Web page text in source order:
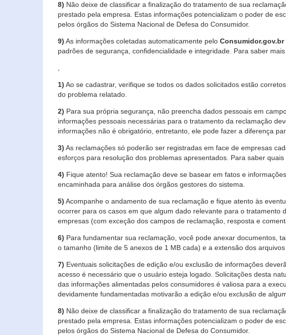
8) Não deixe de classificar a finalização do tratamento de sua
prestado pela empresa. Estas informações potencializam o poder de
pelos órgãos do Sistema Nacional de Defesa do Consumidor.
9) As informações coletadas automaticamente pelo Consumidor.gov.br
padrões de segurança, confidencialidade e integridade. Para saber
1) Ao se cadastrar, verifique se todos os dados solicitados estão
do problema relatado.
2) Para sua própria segurança, não preencha dados pessoais em
informações pessoais necessárias para o tratamento da reclamação
informações não é obrigatório, entretanto, ele pode fazer a diferença
3) As reclamações só poderão ser registradas em face de empresas
esforços para resolução dos problemas apresentados. Para saber
4) Fique atento! Sua reclamação deve se basear em fatos e
encaminhada para análise dos órgãos gestores do sistema.
5) Acompanhe o andamento de sua reclamação e fique atento às
ocorrer para os casos em que algum dado relevante para o
empresas (com exceção dos campos de reclamação, resposta e
6) Para fundamentar sua reclamação, você pode anexar documentos,
o tamanho (limite de 5 anexos de 1 MB cada) e a extensão dos
7) Eventuais solicitações de edição e/ou exclusão de informações
acesso é necessário que o usuário esteja logado. Solicitações desta
das informações alimentadas pelos consumidores é valiosa para a
devidamente fundamentadas motivarão a edição e/ou exclusão de
8) Não deixe de classificar a finalização do tratamento de sua
prestado pela empresa. Estas informações potencializam o poder de
pelos órgãos do Sistema Nacional de Defesa do Consumidor.